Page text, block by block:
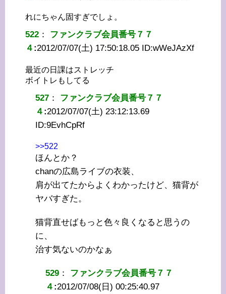
れにちゃん固すぎでしょ。
522 ： ファンクラブ会員番号７７
４ :2012/07/07(土) 17:50:18.05 ID:wWeJAzXf
最近の日課はストレッチ
ボイトレもしてる
527 ： ファンクラブ会員番号７７
４ :2012/07/07(土) 23:12:13.69
ID:9EvhCpRf
>>522
ほんとか？
chanの広島ライブの衣装、
肩が出てたからよくわかったけど、猫背が
ヤバすぎた。
猫背直せばもっと色々良くなると思うの
に、
治す気ないのかなぁ
529 ： ファンクラブ会員番号７７
４ :2012/07/08(日) 00:25:40.97